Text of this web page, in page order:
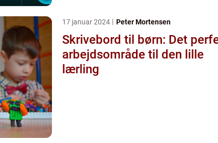
17 januar 2024 Peter Mortensen
Skrivebord til børn: Det
arbejdsområde til den lille
lærling